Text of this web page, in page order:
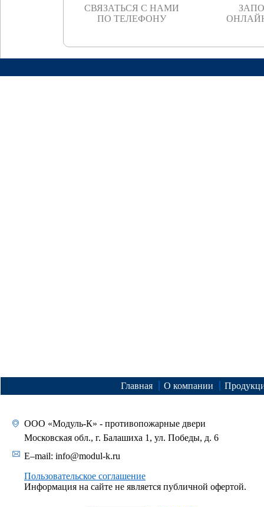
СВЯЗАТЬСЯ С НАМИ
ПО ТЕЛЕФОНУ
Главная О компании
ООО «Модуль-К» - противопожарные двери
Московская обл., г. Балашиха 1, ул. Победы, д. 6
E–mail: info@modul-k.ru
Пользовательское соглашение
Информация на сайте не является публичной офертой.